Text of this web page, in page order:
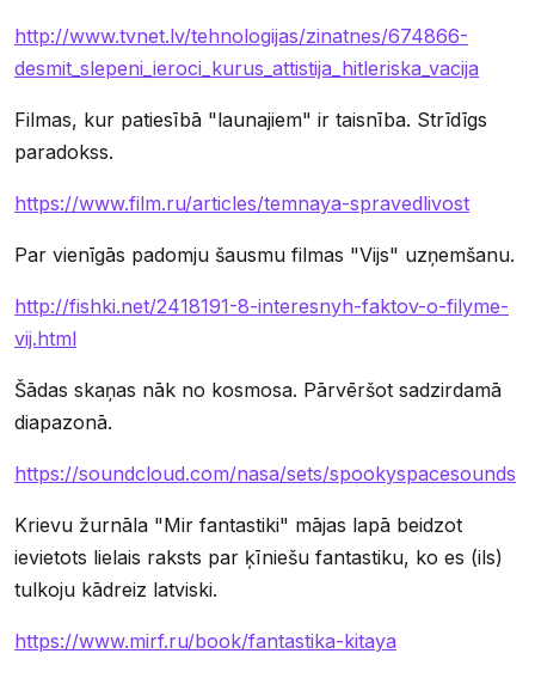
http://www.tvnet.lv/tehnologijas/zinatnes/674866-
desmit_slepeni_ieroci_kurus_attistija_hitleriska_vacija
Filmas, kur patiesībā "launajiem" ir taisnība. Strīdīgs
paradokss.
https://www.film.ru/articles/temnaya-spravedlivost
Par vienīgās padomju šausmu filmas "Vijs" uzņemšanu.
http://fishki.net/2418191-8-interesnyh-faktov-o-filyme-
vij.html
Šādas skaņas nāk no kosmosa. Pārvēršot sadzirdamā
diapazonā.
https://soundcloud.com/nasa/sets/spookyspacesounds
Krievu žurnāla "Mir fantastiki" mājas lapā beidzot
ievietots lielais raksts par ķīniešu fantastiku, ko es (ils)
tulkoju kādreiz latviski.
https://www.mirf.ru/book/fantastika-kitaya